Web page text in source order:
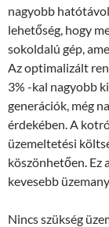
nagyobb
lehetőség, hogy
sokoldalú gép,
Az optimalizált
3% -kal nagyobb
generációk, még
érdekében. A
üzemeltetési
köszönhetően. Ez
kevesebb
Nincs szükség